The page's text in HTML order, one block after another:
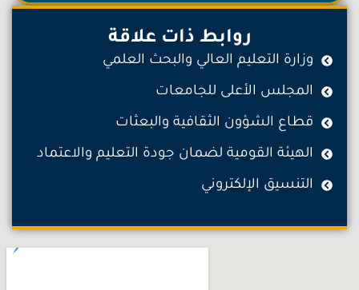
روابط ذات علاقة
وزارة التعليم العالي والبحث العلمي
المجلس الأعلى للجامعات
قطاع الشؤون الثقافية والبعثات
الهيئة القومية لضمان جودة التعليم والاعتماد
التنسيق الإلكتروني